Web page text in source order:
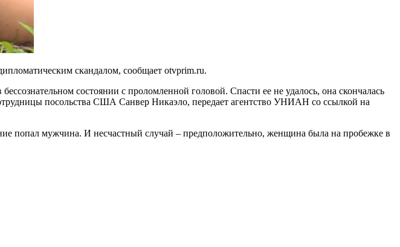
скандалом, сообщает otvprim.ru.
состоянии с проломленной головой. Спасти ее не удалось, она скончалась
посольства США Санвер Никаэло, передает агентство УНИАН со ссылкой на
попал мужчина. И несчастный случай – предположительно, женщина была на пробежке в